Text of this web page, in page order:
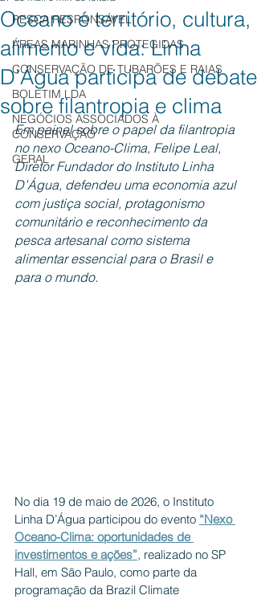
PESCA RESPONSÁVEL
ÁREAS MARINHAS PROTEGIDAS
CONSERVAÇÃO DE TUBARÕES E RAIAS
BOLETIM LDA
NEGÓCIOS ASSOCIADOS À
CONSERVAÇÃO
GERAL
Oceano é território, cultura,
alimento e vida: Linha
D’Água participa de debate
sobre filantropia e clima
Em painel sobre o papel da filantropia
no nexo Oceano-Clima, Felipe Leal,
Diretor Fundador do Instituto Linha
D’Água, defendeu uma economia azul
com justiça social, protagonismo
comunitário e reconhecimento da
pesca artesanal como sistema
alimentar essencial para o Brasil e
para o mundo.
No dia 19 de maio de 2026, o Instituto
Linha D’Água participou do evento “Nexo
Oceano-Clima: oportunidades de
investimentos e ações”, realizado no SP
Hall, em São Paulo, como parte da
programação da Brazil Climate